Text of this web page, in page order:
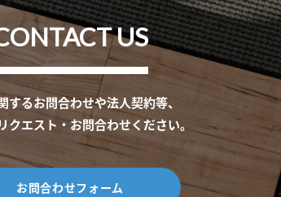
US
するお問合わせや法人契約等、
クエスト・お問合わせください。
お問合わせフォーム